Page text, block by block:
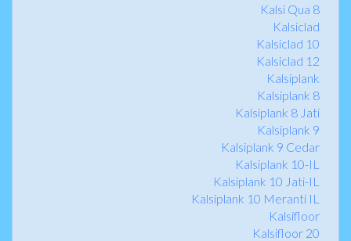
Kalsi Qua 8
Kalsiclad
Kalsiclad 10
Kalsiclad 12
Kalsiplank
Kalsiplank 8
Kalsiplank 8 Jati
Kalsiplank 9
Kalsiplank 9 Cedar
Kalsiplank 10-IL
Kalsiplank 10 Jati-IL
Kalsiplank 10 Meranti IL
Kalsifloor
Kalsifloor 20